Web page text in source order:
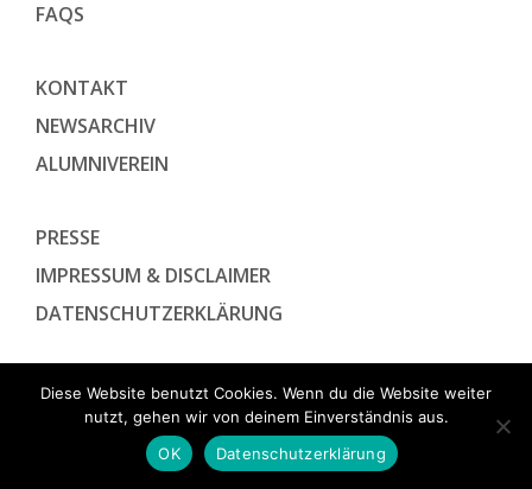
FAQS
KONTAKT
NEWSARCHIV
ALUMNIVEREIN
PRESSE
IMPRESSUM & DISCLAIMER
DATENSCHUTZ­ERKLÄRUNG
Diese Website benutzt Cookies. Wenn du die Website weiter
nutzt, gehen wir von deinem Einverständnis aus.
OK
Datenschutzerklärung